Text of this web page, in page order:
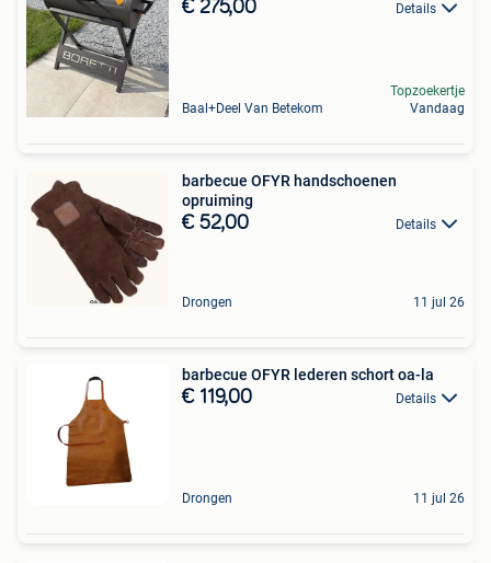
€ 275,00 Details
Baal+Deel Van Betekom
Topzoekertje
Vandaag
barbecue OFYR handschoenen
opruiming
€ 52,00 Details
Drongen 11 jul 26
barbecue OFYR lederen schort oa-la
€ 119,00 Details
Drongen 11 jul 26